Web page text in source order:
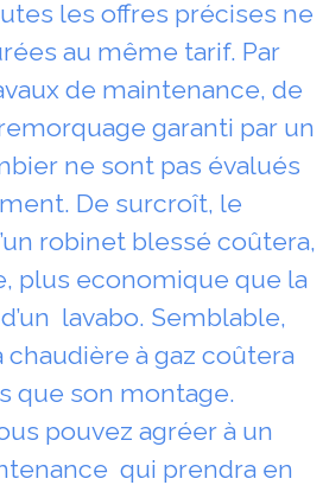
les offres précises ne
au même tarif. Par
de maintenance, de
garanti par un
ne sont pas évalués
De surcroît, le
robinet blessé coûtera,
plus economique que la
lavabo. Semblable,
chaudière à gaz coûtera
que son montage.
pouvez agréer à un
qui prendra en